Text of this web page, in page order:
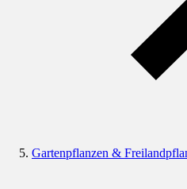
Gartenpflanzen &